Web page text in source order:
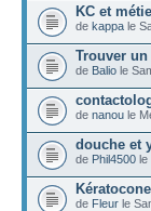
KC et
de kappa le
Trouver
de Balio le
de nanou le
douche et
de Phil4500 le
de Fleur le